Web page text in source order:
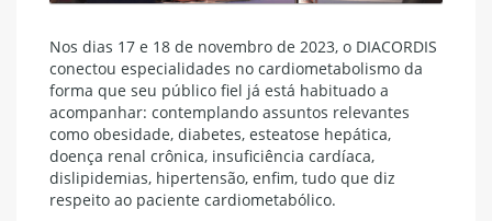
Nos dias 17 e 18 de novembro de 2023, o DIACORDIS
conectou especialidades no cardiometabolismo da
forma que seu público fiel já está habituado a
acompanhar: contemplando assuntos relevantes
como obesidade, diabetes, esteatose hepática,
doença renal crônica, insuficiência cardíaca,
dislipidemias, hipertensão, enfim, tudo que diz
respeito ao paciente cardiometabólico.